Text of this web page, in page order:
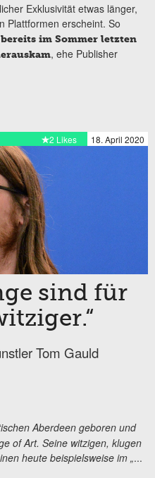
Exklusivität etwas länger,
Plattformen erscheint. So
bereits im Sommer letzten
, ehe Publisher
18. April 2020
2 Likes
sind für
Tom Gauld
Aberdeen geboren und
of Art. Seine witzigen, klugen
heute beispielsweise im „...